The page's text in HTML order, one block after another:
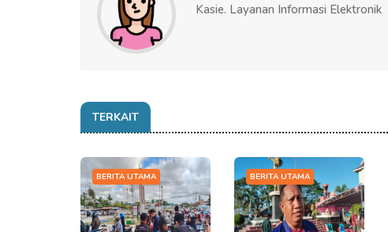
Kasie. Layanan Informasi Elektronik
TERKAIT
BERITA UTAMA BERITA UTAMA